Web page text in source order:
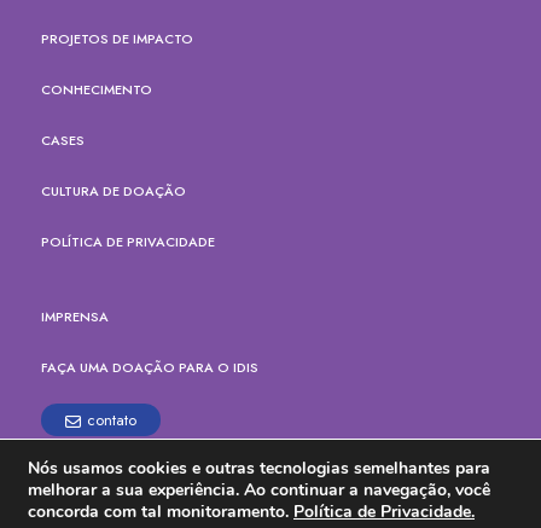
PROJETOS DE IMPACTO
CONHECIMENTO
CASES
CULTURA DE DOAÇÃO
POLÍTICA DE PRIVACIDADE
IMPRENSA
FAÇA UMA DOAÇÃO PARA O IDIS
contato
Rua Paes Leme, 524, cj.165
Pinheiros, São Paulo - SP
CEP: 05424-904
Nós usamos cookies e outras tecnologias semelhantes para
melhorar a sua experiência. Ao continuar a navegação, você
concorda com tal monitoramento. Política de Privacidade.